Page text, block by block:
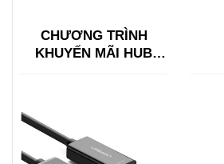
CHƯƠNG TRÌNH
KHUYẾN MÃI HUB